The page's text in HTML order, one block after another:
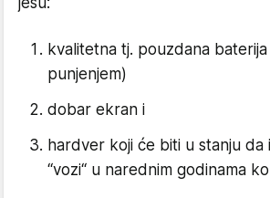
kvalitetna tj. pouzdana
punjenjem)
dobar ekran i
hardver koji će biti u stanju da
“vozi“ u narednim godinama